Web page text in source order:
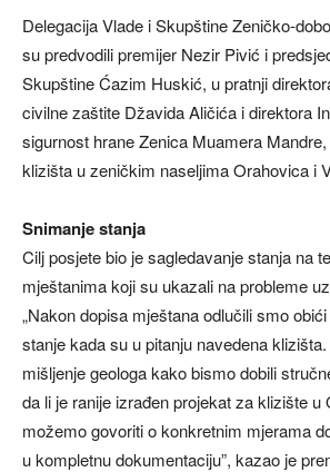
Delegacija Vlade i Skupštine Zeničko-
su predvodili premijer Nezir Pivić i
Skupštine Ćazim Huskić, u pratnji
civilne zaštite Džavida Aličića i direktora
sigurnost hrane Zenica Muamera
klizišta u zeničkim naseljima Orahovica i
Snimanje stanja
Cilj posjete bio je sagledavanje stanja na
mještanima koji su ukazali na probleme
„Nakon dopisa mještana odlučili smo
stanje kada su u pitanju navedena
mišljenje geologa kako bismo dobili
da li je ranije izrađen projekat za klizište u
možemo govoriti o konkretnim mjerama
u kompletnu dokumentaciju”, kazao je